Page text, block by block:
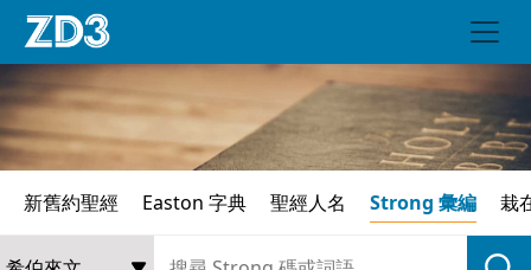
新舊約聖經 Easton 字典 聖經人名 Strong 彙編 栽